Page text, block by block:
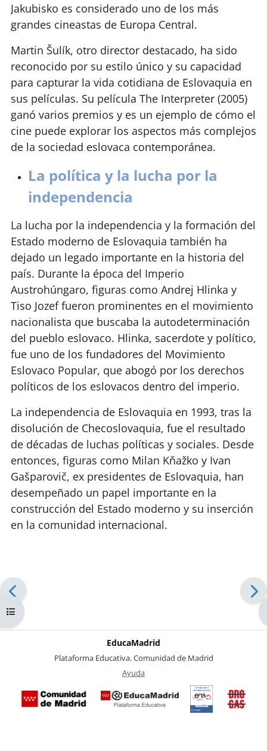
Abrir índice del curso
Jakubisko es considerado uno de los más
grandes cineastas de Europa Central.
Martin Šulík, otro director destacado, ha sido
reconocido por su estilo único y su capacidad
para capturar la vida cotidiana de Eslovaquia en
sus películas. Su película The Interpreter (2005)
ganó varios premios y es un ejemplo de cómo el
cine puede explorar los aspectos más complejos
de la sociedad eslovaca contemporánea.
La política y la lucha por la
independencia
La lucha por la independencia y la formación del
Estado moderno de Eslovaquia también ha
dejado un legado importante en la historia del
país. Durante la época del Imperio
Austrohúngaro, figuras como Andrej Hlinka y
Tiso Jozef fueron prominentes en el movimiento
nacionalista que buscaba la autodeterminación
del pueblo eslovaco. Hlinka, sacerdote y político,
fue uno de los fundadores del Movimiento
Eslovaco Popular, que abogó por los derechos
políticos de los eslovacos dentro del imperio.
La independencia de Eslovaquia en 1993, tras la
disolución de Checoslovaquia, fue el resultado
de décadas de luchas políticas y sociales. Desde
entonces, figuras como Milan Kňažko y Ivan
Gašparovič, ex presidentes de Eslovaquia, han
desempeñado un papel importante en la
construcción del Estado moderno y su inserción
en la comunidad internacional.
EducaMadrid
Plataforma Educativa. Comunidad de Madrid
Ayuda
Certificación
de
conformidad
con el del